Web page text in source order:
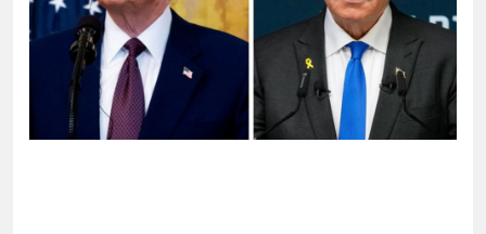
সঙ্গে এখন যোগাযোগ করা ‘খুব কঠিন’: ইরানি
ডকুমেন্টরি নিয়ে কড়া বার্তা দিলেন নুসরাত